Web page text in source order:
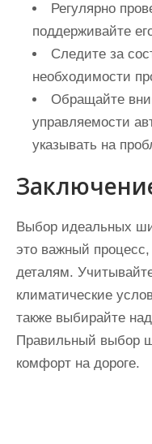
Регулярно
поддерживайте
Следите за
необходимости
Обращайте
управляемости
указывать на
Выбор идеальных
это важный
деталям.
климатические
также выбирайте
Правильный выбор
комфорт на дороге.